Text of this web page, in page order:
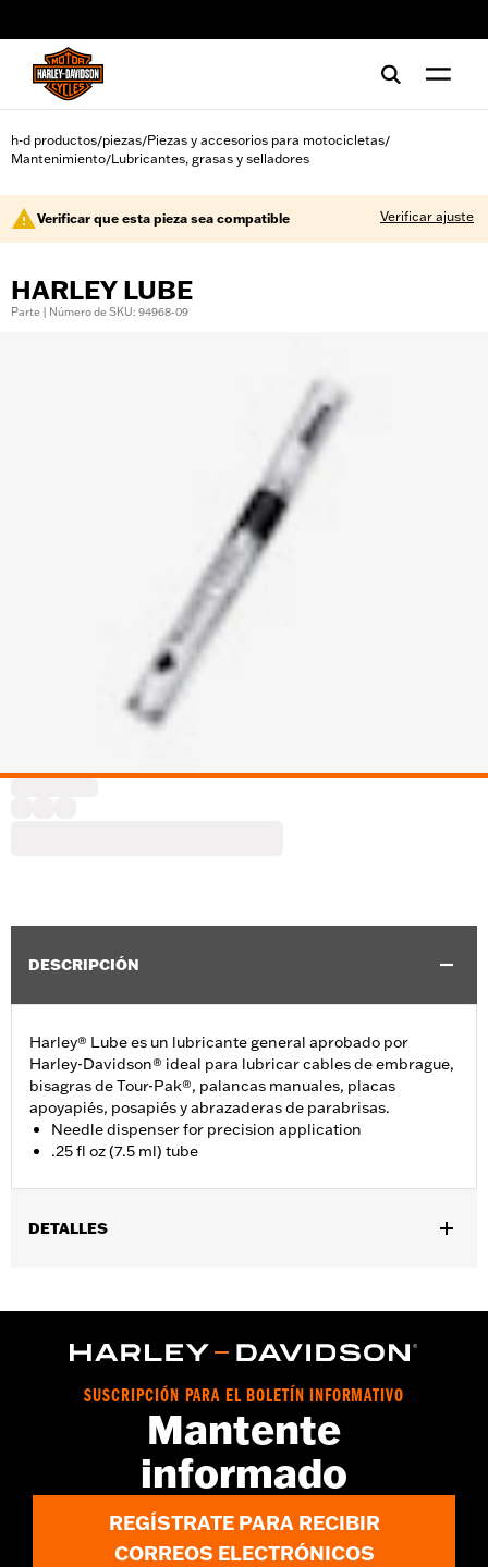
h-d productos/piezas/Piezas y accesorios para motocicletas/
Mantenimiento/Lubricantes, grasas y selladores
Verificar que esta pieza sea compatible Verificar ajuste
HARLEY LUBE
Parte | Número de SKU: 94968-09
DESCRIPCIÓN
Harley® Lube es un lubricante general aprobado por
Harley-Davidson® ideal para lubricar cables de embrague,
bisagras de Tour-Pak®, palancas manuales, placas
apoyapiés, posapiés y abrazaderas de parabrisas.
Needle dispenser for precision application
.25 fl oz (7.5 ml) tube
DETALLES
SUSCRIPCIÓN PARA EL BOLETÍN INFORMATIVO
Mantente
informado
REGÍSTRATE PARA RECIBIR
CORREOS ELECTRÓNICOS